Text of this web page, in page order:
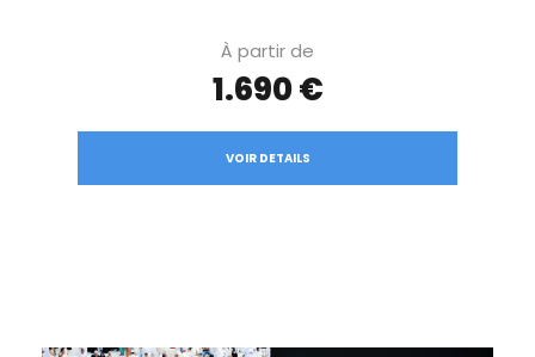
À partir de
1.690 €
VOIR DETAILS